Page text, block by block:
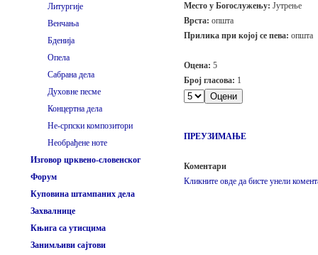
Литургије
Венчања
Бденија
Опела
Сабрана дела
Духовне песме
Концертна дела
Не-српски композитори
Необрађене ноте
Изговор црквено-словенског
Форум
Куповина штампаних дела
Захвалнице
Књига са утисцима
Занимљиви сајтови
Место у Богослужењу: Јутрење
Врста: општа
Прилика при којој се пева: општа
Оцена: 5
Број гласова: 1
ПРЕУЗИМАЊЕ
Коментари
Кликните овде да бисте унели